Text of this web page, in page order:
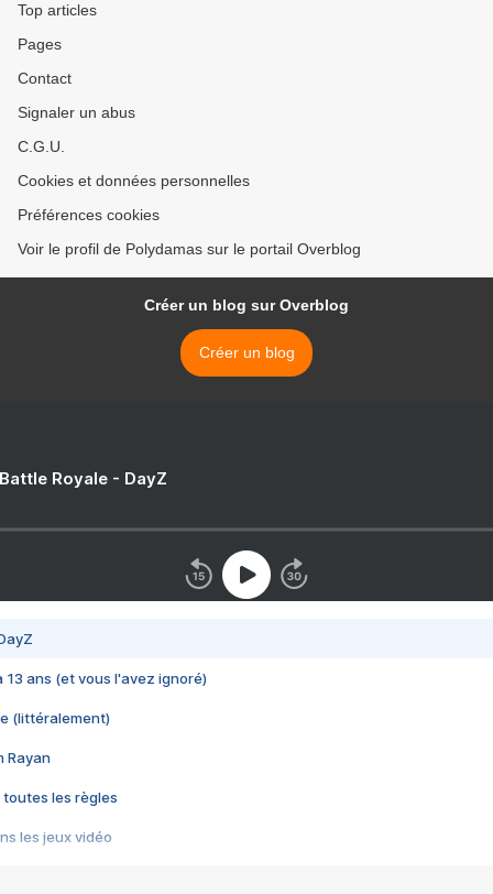
Top articles
Pages
Contact
Signaler un abus
C.G.U.
Cookies et données personnelles
Préférences cookies
Voir le profil de Polydamas sur le portail Overblog
Créer un blog sur Overblog
Créer un blog
Royale - DayZ
13 ans (et vous l'avez ignoré)
(littéralement)
Rayan
toutes les règles
les jeux vidéo